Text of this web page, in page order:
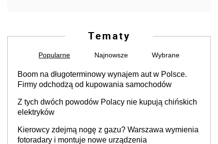
Tematy
Popularne Najnowsze Wybrane
Boom na długoterminowy wynajem aut w Polsce.
Firmy odchodzą od kupowania samochodów
Z tych dwóch powodów Polacy nie kupują chińskich
elektryków
Kierowcy zdejmą nogę z gazu? Warszawa wymienia
fotoradary i montuje nowe urządzenia